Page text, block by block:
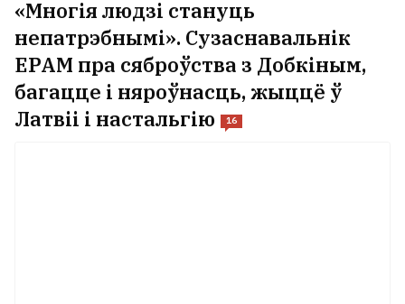
«Многія людзі стануць
непатрэбнымі». Сузаснавальнік
EPAM пра сяброўства з Добкіным,
багацце і няроўнасць, жыццё ў
Латвіі і настальгію
16